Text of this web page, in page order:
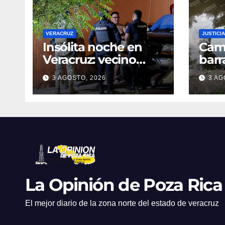
VERACRUZ
Insólita noche en
Veracruz: vecino
denuncia intento de
cateo tras viralizar
video captado por
3 AGOSTO, 2026
JUSTICIA
en
3
La Opinión de Poza Rica
El mejor diario de la zona norte del estado de veracruz